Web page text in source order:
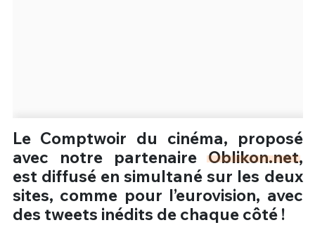
Le Comptwoir du cinéma, proposé
avec notre partenaireOblikon.net,
est diffusé en simultané sur les deux
sites, comme pour l’eurovision, avec
des tweets inédits de chaque côté !